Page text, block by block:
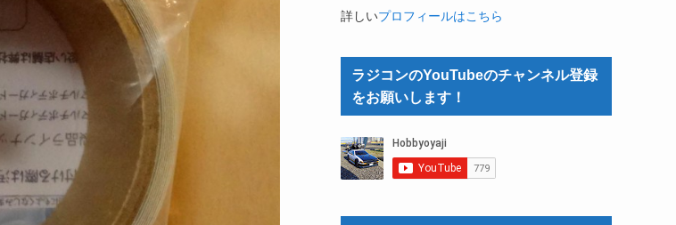
詳しいプロフィールはこちら
ラジコンのYouTubeのチャンネル登録
をお願いします！